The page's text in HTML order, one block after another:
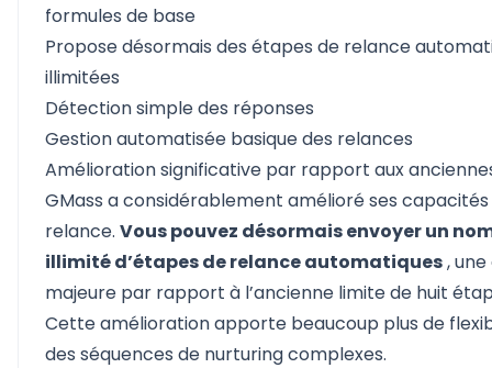
formules de base
Propose désormais des étapes de relance
illimitées
Détection simple des réponses
Gestion automatisée basique des relances
Amélioration significative par rapport aux
GMass a considérablement amélioré ses
relance. Vous pouvez désormais envoyer un
illimité d’étapes de relance automatiques,
majeure par rapport à l’ancienne limite de huit
Cette amélioration apporte beaucoup plus de
des séquences de nurturing complexes.